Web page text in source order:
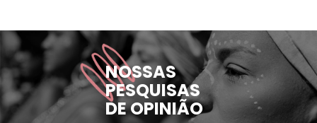
NOSSAS
PESQUISAS
DE OPINIÃO